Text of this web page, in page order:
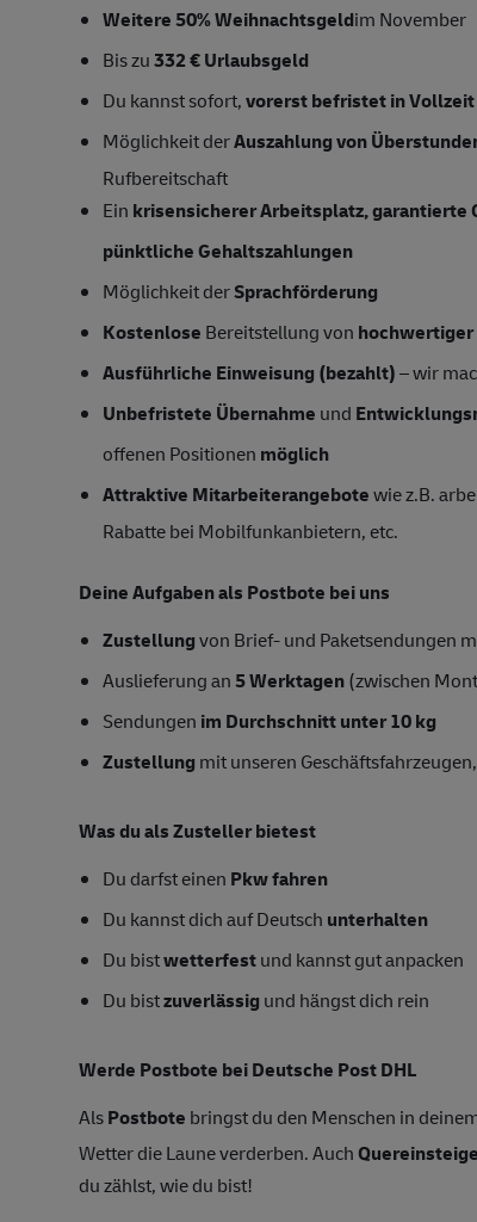
Weitere 50% Weihnachtsgeldim November
Bis zu332 € Urlaubsgeld
Du kannst sofort,vorerst befristet in Vollzeit
Möglichkeit derAuszahlung von
Rufbereitschaft
Ein krisensicherer Arbeitsplatz, garantierte
pünktliche Gehaltszahlungen
Möglichkeit derSprachförderung
Kostenlose Bereitstellung von
Ausführliche Einweisung (bezahlt)– wir
Unbefristete Übernahme und
offenen Positionen möglich
Attraktive Mitarbeiterangebotewie z.B.
Rabatte bei Mobilfunkanbietern, etc.
Deine Aufgaben als Postbote bei uns
Zustellungvon Brief- und Paketsendungen
Auslieferung an5 Werktagen(zwischen
Sendungen im Durchschnitt unter 10 kg
Zustellung mit unseren
Was du als Zusteller bietest
Du darfst einen Pkw fahren
Du kannst dich auf Deutsch unterhalten
Du bistwetterfestund kannst gut anpacken
Du bistzuverlässig und hängst dich rein
Werde Postbote bei Deutsche Post DHL
AlsPostbote bringst du den Menschen in
Wetter die Laune verderben. Auch
du zählst, wie du bist!